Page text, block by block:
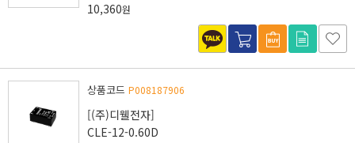
10,360원
상품코드 P008187906
[(주)디웰전자]
CLE-12-0.60D